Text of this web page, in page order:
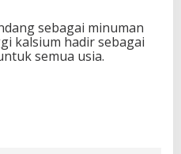
sebagai minuman
kalsium hadir sebagai
semua usia.